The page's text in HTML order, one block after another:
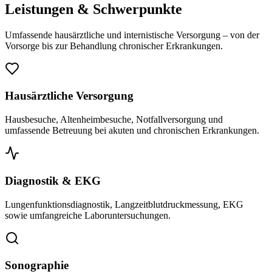
Leistungen & Schwerpunkte
Umfassende hausärztliche und internistische Versorgung – von der
Vorsorge bis zur Behandlung chronischer Erkrankungen.
Hausärztliche Versorgung
Hausbesuche, Altenheimbesuche, Notfallversorgung und
umfassende Betreuung bei akuten und chronischen Erkrankungen.
Diagnostik & EKG
Lungenfunktionsdiagnostik, Langzeitblutdruckmessung, EKG
sowie umfangreiche Laboruntersuchungen.
Sonographie